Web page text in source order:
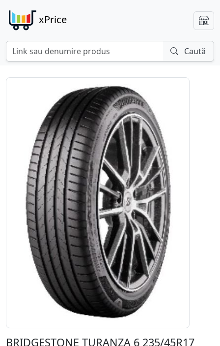
xPrice
Caută
BRIDGESTONE TURANZA 6 235/45R17